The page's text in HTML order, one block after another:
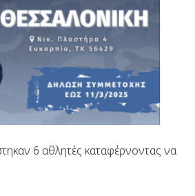
6 αθλητές καταφέρνοντας να